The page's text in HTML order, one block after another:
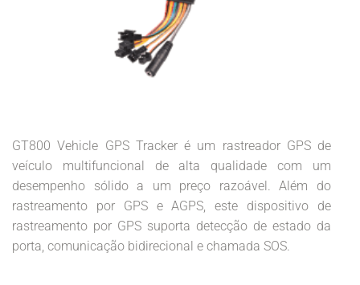
GT800 Vehicle GPS Tracker é um rastreador GPS de
veículo multifuncional de alta qualidade com um
desempenho sólido a um preço razoável. Além do
rastreamento por GPS e AGPS, este dispositivo de
rastreamento por GPS suporta detecção de estado da
porta, comunicação bidirecional e chamada SOS.